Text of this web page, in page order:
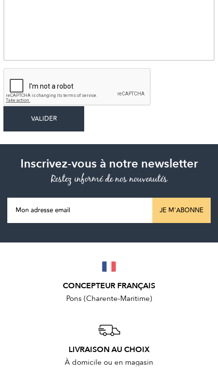
Inscrivez-vous à notre newsletter
Restez informé de nos nouveautés
JE M'ABONNE
CONCEPTEUR FRANÇAIS
Pons (Charente-Maritime)
LIVRAISON AU CHOIX
À domicile ou en magasin